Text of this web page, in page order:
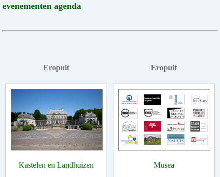
evenementen agenda
Eropuit
Kastelen en Landhuizen
Eropuit
Musea